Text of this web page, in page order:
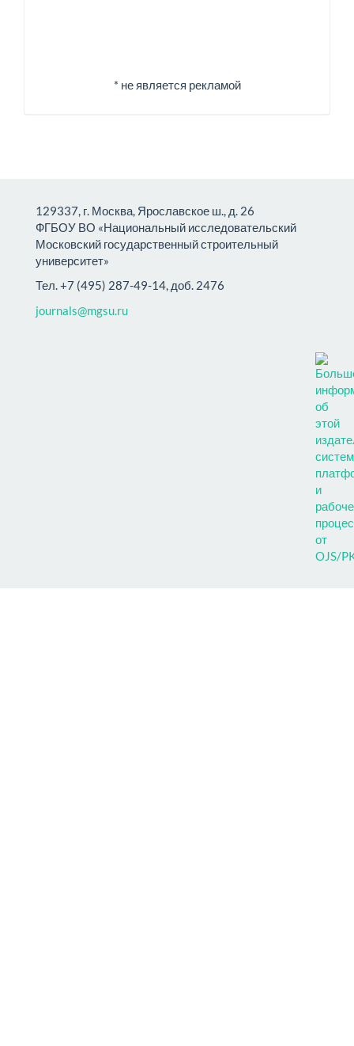
* не является рекламой
129337, г. Москва, Ярославское ш., д. 26
ФГБОУ ВО «Национальный исследовательский
Московский государственный строительный
университет»
Тел. +7 (495) 287-49-14, доб. 2476
journals@mgsu.ru